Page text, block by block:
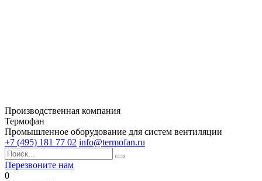
Производственная компания
Термофан
Промышленное оборудование для систем вентиляции
+7 (495) 181 77 02 info@termofan.ru
Перезвоните нам
0